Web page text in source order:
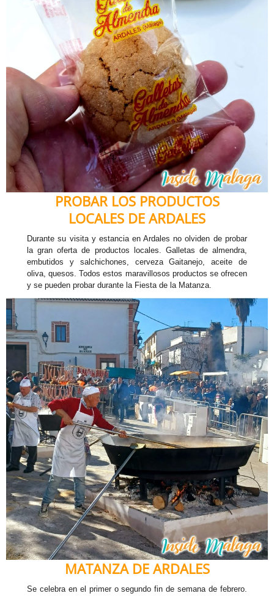
PROBAR LOS PRODUCTOS
LOCALES DE ARDALES
Durante su visita y estancia en Ardales no olviden de probar
la gran oferta de productos locales. Galletas de almendra,
embutidos y salchichones, cerveza Gaitanejo, aceite de
oliva, quesos. Todos estos maravillosos productos se ofrecen
y se pueden probar durante la Fiesta de la Matanza.
MATANZA DE ARDALES
Se celebra en el primer o segundo fin de semana de febrero.